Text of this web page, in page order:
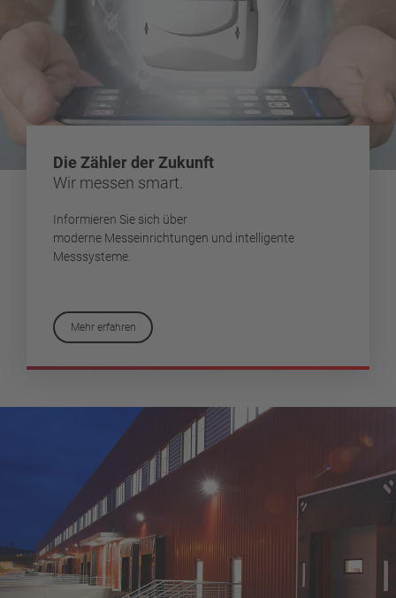
Die Zähler der Zukunft
Wir messen smart.
Informieren Sie sich über
moderne Messeinrichtungen und intelligente
Messsysteme.
Mehr erfahren